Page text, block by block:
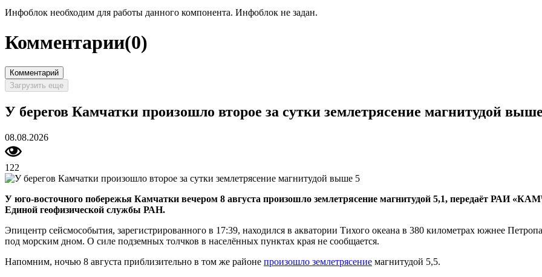
Инфоблок необходим для работы данного компонента. Инфоблок не задан.
Комментарии(0)
Комментарий
Загрузить еще
У берегов Камчатки произошло второе за сутки землетрясение магнитудой
08.08.2026
122
У юго-восточного побережья Камчатки вечером 8 августа произошло землетрясение магнитудой 5,1, передаёт
Единой геофизической службы РАН.
Эпицентр сейсмособытия, зарегистрированного в 17:39, находился в акватории Тихого океана в 380 километрах южнее
под морским дном. О силе подземных толчков в населённых пунктах края не сообщается.
Напомним, ночью 8 августа приблизительно в том же районе произошло землетрясение магнитудой 5,5.